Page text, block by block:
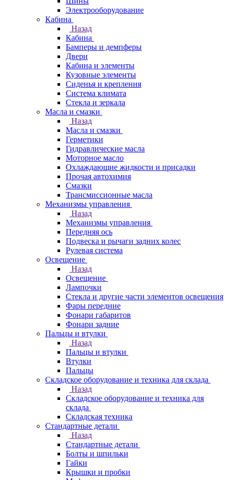
Электрооборудование
Кабина
Назад
Кабина
Бамперы и демпферы
Двери
Кабина и элементы
Кузовные элементы
Сиденья и крепления
Система климата
Стекла и зеркала
Масла и смазки
Назад
Масла и смазки
Герметики
Гидравлические масла
Моторное масло
Охлаждающие жидкости и присадки
Прочая автохимия
Смазки
Трансмиссионные масла
Механизмы управления
Назад
Механизмы управления
Передняя ось
Подвеска и рычаги задних колес
Рулевая система
Освещение
Назад
Освещение
Лампочки
Стекла и другие части элементов освещения
Фары передние
Фонари габаритов
Фонари задние
Пальцы и втулки
Назад
Пальцы и втулки
Втулки
Пальцы
Складское оборудование и техника для склада
Назад
Складское оборудование и техника для
склада
Складская техника
Стандартные детали
Назад
Стандартные детали
Болты и шпильки
Гайки
Крышки и пробки